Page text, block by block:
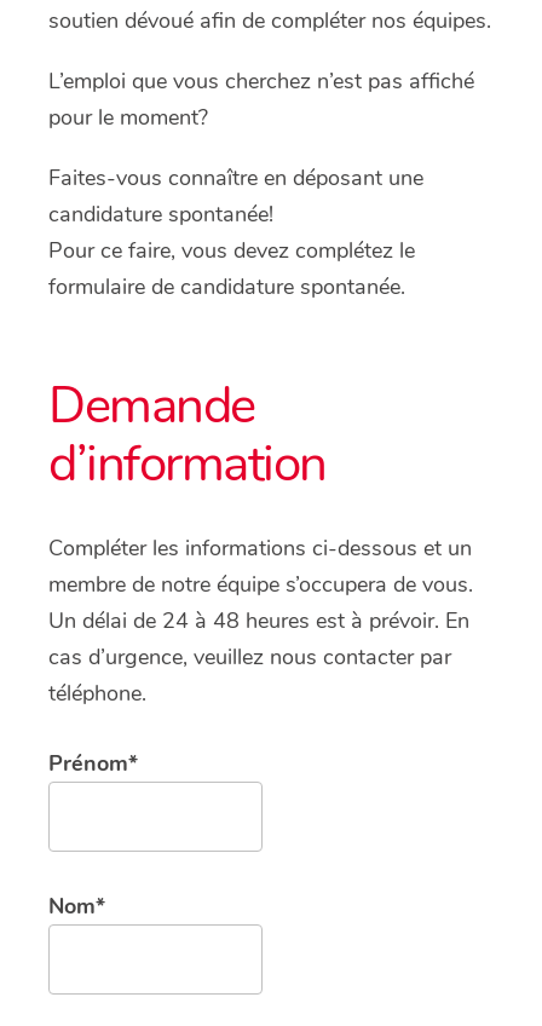
soutien dévoué afin de compléter nos équipes.
L’emploi que vous cherchez n’est pas affiché
pour le moment?
Faites-vous connaître en déposant une
candidature spontanée!
Pour ce faire, vous devez complétez le
formulaire de candidature spontanée.
Demande
d’information
Compléter les informations ci-dessous et un
membre de notre équipe s’occupera de vous.
Un délai de 24 à 48 heures est à prévoir. En
cas d’urgence, veuillez nous contacter par
téléphone.
Prénom*
Nom*